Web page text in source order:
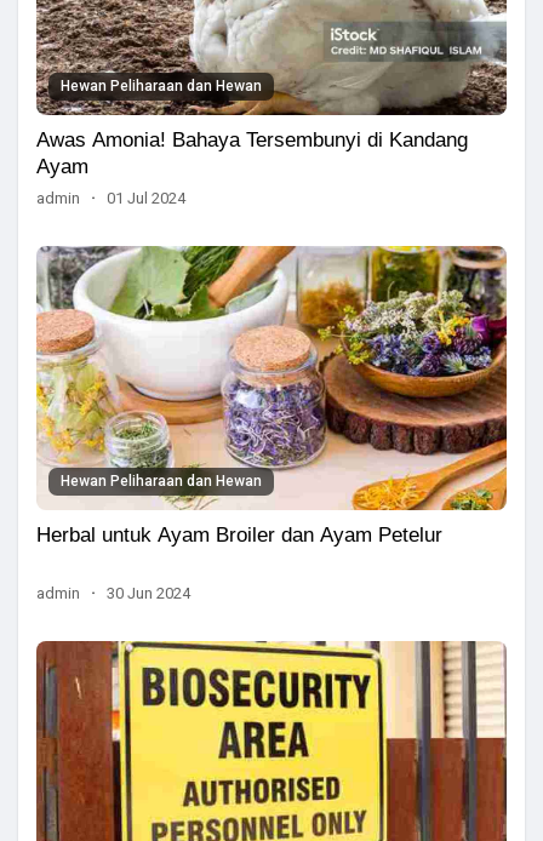
Hewan Peliharaan dan Hewan
Awas Amonia! Bahaya Tersembunyi di Kandang
Ayam
admin · 01 Jul 2024
Hewan Peliharaan dan Hewan
Herbal untuk Ayam Broiler dan Ayam Petelur
admin · 30 Jun 2024